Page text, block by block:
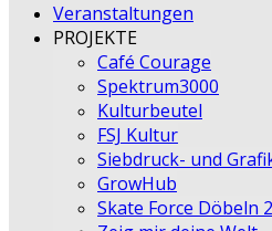
Veranstaltungen
PROJEKTE
Café Courage
Spektrum3000
Kulturbeutel
FSJ Kultur
Siebdruck- und
GrowHub
Skate Force Döbeln